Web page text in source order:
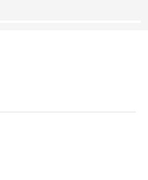
scura
tinta
Verde silenzioso
Sabbia morbida
backpack Nero (selected)